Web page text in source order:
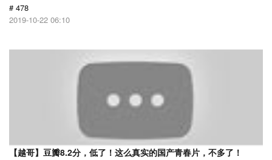
# 478
2019-10-22 06:10
【越哥】豆瓣8.2分，低了！这么真实的国产青春片，不多了！